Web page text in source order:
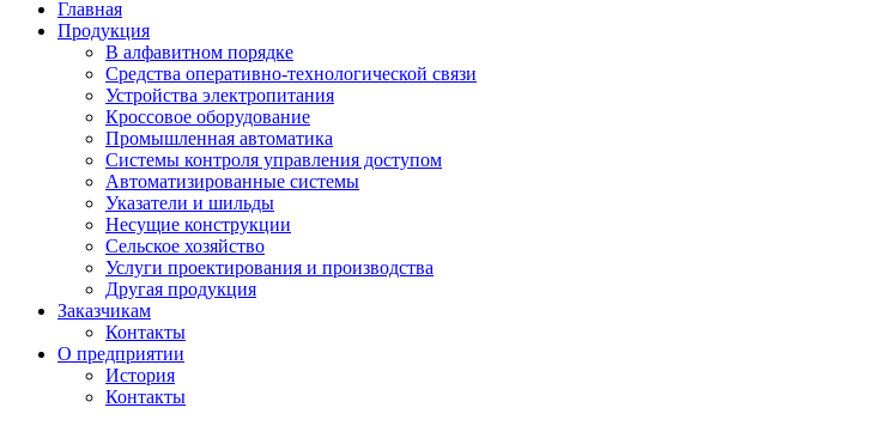
Главная
Продукция
В алфавитном порядке
Средства оперативно-технологической связи
Устройства электропитания
Кроссовое оборудование
Промышленная автоматика
Системы контроля управления доступом
Автоматизированные системы
Указатели и шильды
Несущие конструкции
Сельское хозяйство
Услуги проектирования и производства
Другая продукция
Заказчикам
Контакты
О предприятии
История
Контакты